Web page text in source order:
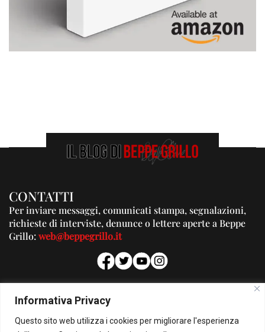
Informativa Privacy
Questo sito web utilizza i cookies per migliorare l'esperienza
CONTATTI
Per inviare messaggi, comunicati stampa, segnalazioni,
richieste di interviste, denunce o lettere aperte a Beppe
Grillo:web@beppegrillo.it
PUBBLICITA'
Per la tua pubblicità su questo Blog:
pubblicita@beppegrillo.it